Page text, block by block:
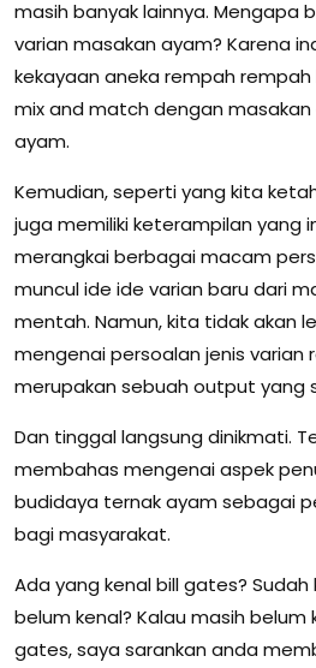
masih banyak lainnya. Mengapa
varian masakan ayam? Karena
kekayaan aneka rempah
mix and match dengan masakan
ayam.
Kemudian, seperti yang kita
juga memiliki keterampilan yang
merangkai berbagai macam
muncul ide ide varian baru dari
mentah. Namun, kita tidak akan
mengenai persoalan jenis varian
merupakan sebuah output yang
Dan tinggal langsung dinikmati.
membahas mengenai aspek
budidaya ternak ayam sebagai
bagi masyarakat.
Ada yang kenal bill gates? Sudah
belum kenal? Kalau masih belum
gates, saya sarankan anda